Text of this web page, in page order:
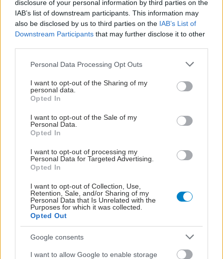
disclosure of your personal information by third parties on the
IAB’s list of downstream participants. This information may
also be disclosed by us to third parties on the IAB’s List of
Downstream Participants that may further disclose it to other
Please note that this website/app uses one or more Google
not limited to your visit or usage behaviour. You may click to
grant or deny consent to Google and its third-party tags to
use your data for below specified purposes in below Google
consent section.
Personal Data Processing Opt Outs
I want to opt-out of the Sharing of my
personal data.
Opted In
I want to opt-out of the Sale of my
Personal Data.
Opted In
I want to opt-out of processing my
Personal Data for Targeted Advertising.
Opted In
I want to opt-out of Collection, Use,
Retention, Sale, and/or Sharing of my
Personal Data that Is Unrelated with the
Purposes for which it was collected.
Opted Out
Google consents
I want to allow Google to enable storage
Τρίτη, 30 Οκτωβρίου 2012, 14:21
Νεότερες εξελίξεις στην χειρουργική
αντιμετώπιση του καρκίνου του μαστού
στην Χειρουργική Κλινική Μαστού του νοσοκομείου-
επιδημιολογικές μελέτες ότι ο καρκίνος του μαστού είναι ο
συχνότερος καρκίνος του γυναικείου πληθυσμού στις